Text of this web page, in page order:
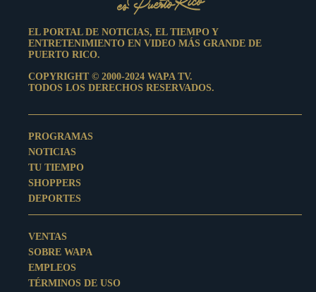
EL PORTAL DE NOTICIAS, EL TIEMPO Y
ENTRETENIMIENTO EN VIDEO MÁS GRANDE DE
PUERTO RICO.
COPYRIGHT © 2000-2024 WAPA TV.
TODOS LOS DERECHOS RESERVADOS.
PROGRAMAS
NOTICIAS
TU TIEMPO
SHOPPERS
DEPORTES
VENTAS
SOBRE WAPA
EMPLEOS
TÉRMINOS DE USO